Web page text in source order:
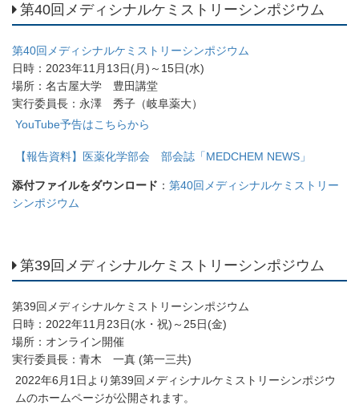
第40回メディシナルケミストリーシンポジウム
第40回メディシナルケミストリーシンポジウム
日時：2023年11月13日(月)～15日(水)
場所：名古屋大学 豊田講堂
実行委員長：永澤 秀子（岐阜薬大）
YouTube予告はこちらから
【報告資料】医薬化学部会 部会誌「MEDCHEM NEWS」
添付ファイルをダウンロード ： 第40回メディシナルケミストリー
シンポジウム
第39回メディシナルケミストリーシンポジウム
第39回メディシナルケミストリーシンポジウム
日時：2022年11月23日(水・祝)～25日(金)
場所：オンライン開催
実行委員長：青木 一真 (第一三共)
2022年6月1日より第39回メディシナルケミストリーシンポジウ
ムのホームページが公開されます。